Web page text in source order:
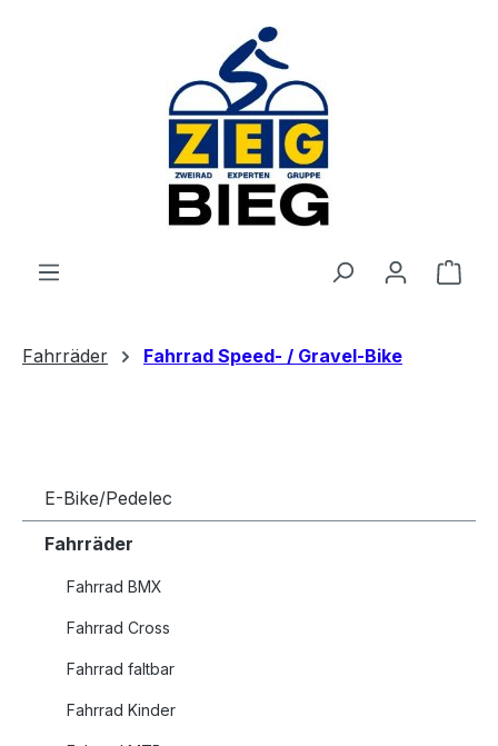
Fahrräder Fahrrad Speed- / Gravel-Bike
E-Bike/Pedelec
Fahrräder
Fahrrad BMX
Fahrrad Cross
Fahrrad faltbar
Fahrrad Kinder